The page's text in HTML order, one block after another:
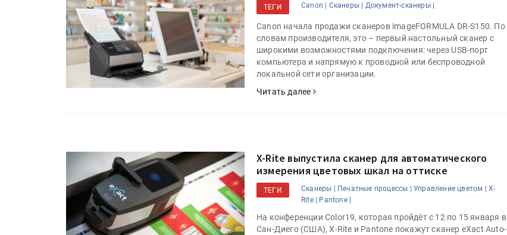
ТЕГИ Canon | Сканеры | Документ-сканеры |
Canon начала продажи сканеров imageFORMULA DR-S150. По
словам производителя, это – первый настольный сканер с
широкими возможностями подключения: через USB-порт
компьютера и напрямую к проводной или беспроводной
локальной сети организации.
Читать далее
X-Rite выпустила сканер для автоматического
измерения цветовых шкал на оттиске
ТЕГИ Сканеры | Печатные процессы | Управление цветом | X-
Rite | Pantone |
На конференции Color19, которая пройдёт с 12 по 15 января в
Сан-Диего (США), X-Rite и Pantone покажут сканер eXact Auto-
HeyGears анонсировала
полноцветный гибридный УФ/3D-
принтер G1X
полноцветный гибридный УФ/3D-